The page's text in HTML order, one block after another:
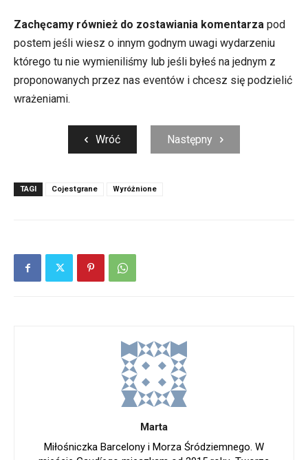
Zachęcamy również do zostawiania komentarza pod
postem jeśli wiesz o innym godnym uwagi wydarzeniu
którego tu nie wymieniliśmy lub jeśli byłeś na jednym z
proponowanych przez nas eventów i chcesz się podzielić
wrażeniami.
Wróć Następny
TAGI Cojestgrane Wyróżnione
Marta
Miłośniczka Barcelony i Morza Śródziemnego. W